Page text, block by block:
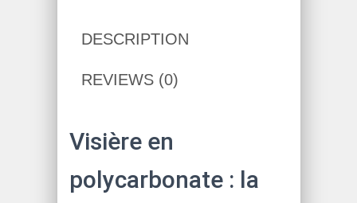
DESCRIPTION
REVIEWS (0)
Visière en
polycarbonate : la